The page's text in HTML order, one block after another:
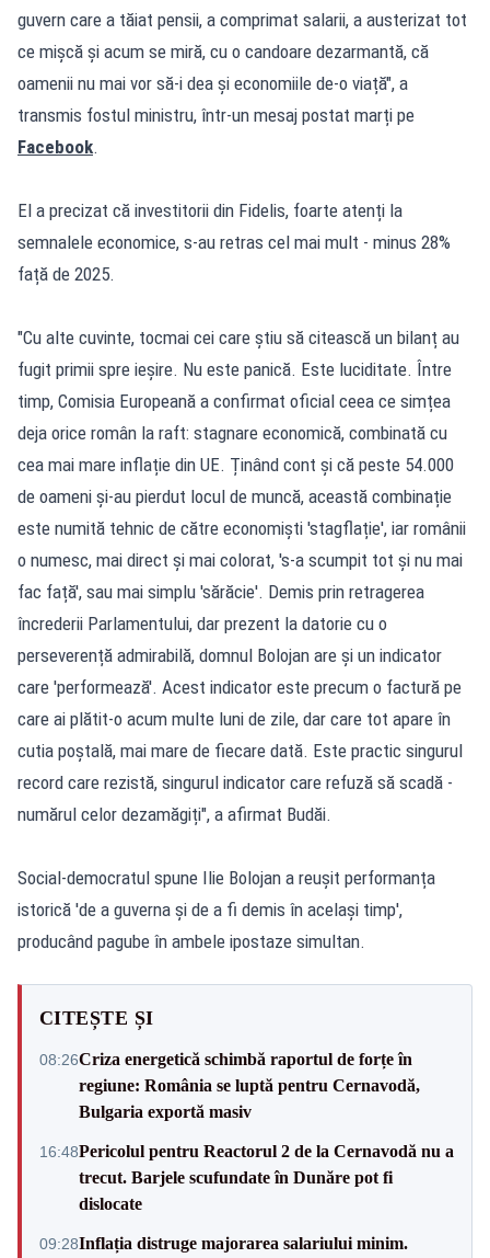
guvern care a tăiat pensii, a comprimat salarii, a austerizat tot
ce mișcă și acum se miră, cu o candoare dezarmantă, că
oamenii nu mai vor să-i dea și economiile de-o viață", a
transmis fostul ministru, într-un mesaj postat marți pe
Facebook.
El a precizat că investitorii din Fidelis, foarte atenți la
semnalele economice, s-au retras cel mai mult - minus 28%
față de 2025.
"Cu alte cuvinte, tocmai cei care știu să citească un bilanț au
fugit primii spre ieșire. Nu este panică. Este luciditate. Între
timp, Comisia Europeană a confirmat oficial ceea ce simțea
deja orice român la raft: stagnare economică, combinată cu
cea mai mare inflație din UE. Ținând cont și că peste 54.000
de oameni și-au pierdut locul de muncă, această combinație
este numită tehnic de către economiști 'stagflație', iar românii
o numesc, mai direct și mai colorat, 's-a scumpit tot și nu mai
fac față', sau mai simplu 'sărăcie'. Demis prin retragerea
încrederii Parlamentului, dar prezent la datorie cu o
perseverență admirabilă, domnul Bolojan are și un indicator
care 'performează'. Acest indicator este precum o factură pe
care ai plătit-o acum multe luni de zile, dar care tot apare în
cutia poștală, mai mare de fiecare dată. Este practic singurul
record care rezistă, singurul indicator care refuză să scadă -
numărul celor dezamăgiți", a afirmat Budăi.
Social-democratul spune Ilie Bolojan a reușit performanța
istorică 'de a guverna și de a fi demis în același timp',
producând pagube în ambele ipostaze simultan.
CITEȘTE ȘI
08:26Criza energetică schimbă raportul de forțe în
regiune: România se luptă pentru Cernavodă,
Bulgaria exportă masiv
16:48Pericolul pentru Reactorul 2 de la Cernavodă nu a
trecut. Barjele scufundate în Dunăre pot fi
dislocate
09:28Inflația distruge majorarea salariului minim.